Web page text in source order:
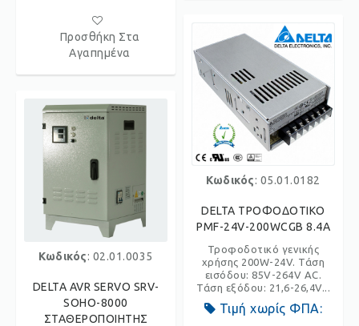
Προσθήκη Στα
Αγαπημένα
Κωδικός: 02.01.0035
DELTA AVR SERVO SRV-
SOHO-8000
ΣΤΑΘΕΡΟΠΟΙΗΤΗΣ
Κωδικός: 05.01.0182
DELTA ΤΡΟΦΟΔΟΤΙΚΟ
PMF-24V-200WCGB 8.4A
Τροφοδοτικό γενικής
χρήσης 200W-24V. Τάση
εισόδου: 85V-264V AC.
Τάση εξόδου: 21,6-26,4V...
Τιμή χωρίς ΦΠΑ: